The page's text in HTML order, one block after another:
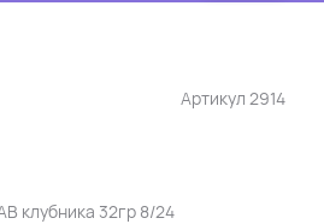
Артикул 2914
клубника 32гр 8/24